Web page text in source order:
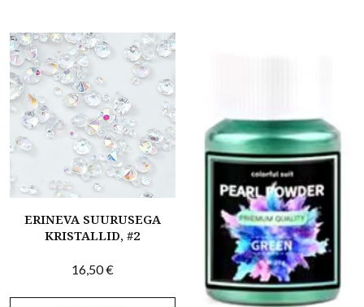
ERINEVA SUURUSEGA
KRISTALLID, #2
16,50€